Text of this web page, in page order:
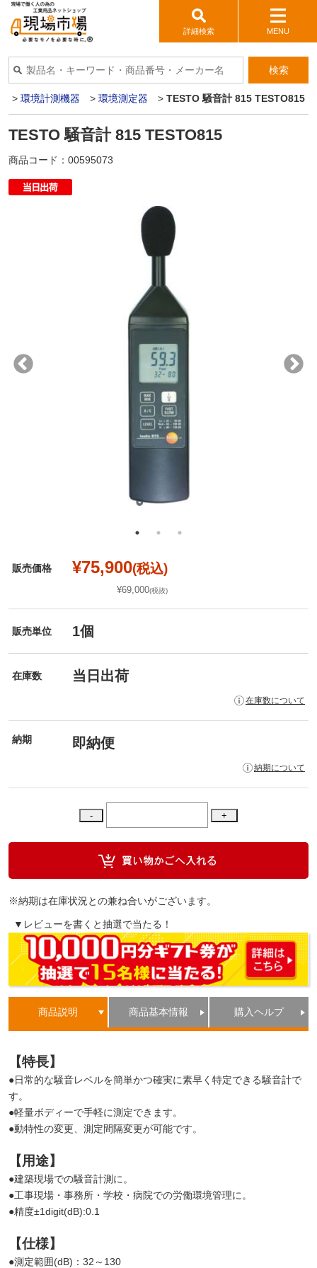
詳細検索 MENU
検索
> 環境計測機器 > 環境測定器 > TESTO 騒音計 815 TESTO815
TESTO 騒音計 815 TESTO815
商品コード： 00595073
販売価格 ¥75,900(税込)
¥69,000(税抜)
販売単位 1個
在庫数 当日出荷
在庫数について
納期 即納便
納期について
※納期は在庫状況との兼ね合いがございます。
▼レビューを書くと抽選で当たる！
商品説明 商品基本情報 購入ヘルプ
【特長】
●日常的な騒音レベルを簡単かつ確実に素早く特定できる騒音計で
す。
●軽量ボディーで手軽に測定できます。
●動特性の変更、測定間隔変更が可能です。
【用途】
●建築現場での騒音計測に。
●工事現場・事務所・学校・病院での労働環境管理に。
●精度±1digit(dB):0.1
【仕様】
●測定範囲(dB)：32～130